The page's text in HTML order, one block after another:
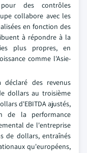
des contrôles
collabore avec les
en fonction des
à répondre à la
plus propres, en
comme l'Asie-
déclaré des revenus
dollars au troisième
d'EBITDA ajustés,
de la performance
de l'entreprise
de dollars, entraînés
qu'européens,